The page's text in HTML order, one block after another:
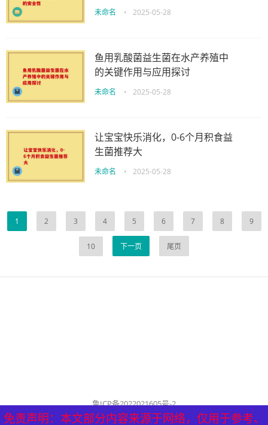
未命名 • 2025-05-28
鱼用乳酸菌益生菌在水产养殖中
的关键作用与应用探讨
未命名 • 2025-05-28
让宝宝快乐消化，0-6个月积食益
生菌推荐大
未命名 • 2025-05-28
1 2 3 4 5 6 7 8 9
10 下一页 尾页
鲁ICP备2022021605号-2
公司名称：历城泰山健康管理中心
免责声明：本文部分内容来源于网络，仅用于参考、